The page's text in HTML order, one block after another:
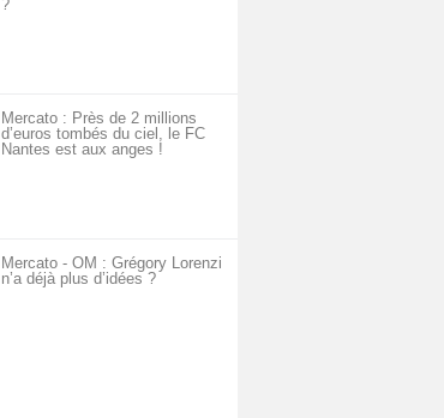
?
Mercato : Près de 2 millions
d’euros tombés du ciel, le FC
Nantes est aux anges !
Mercato - OM : Grégory Lorenzi
n’a déjà plus d’idées ?